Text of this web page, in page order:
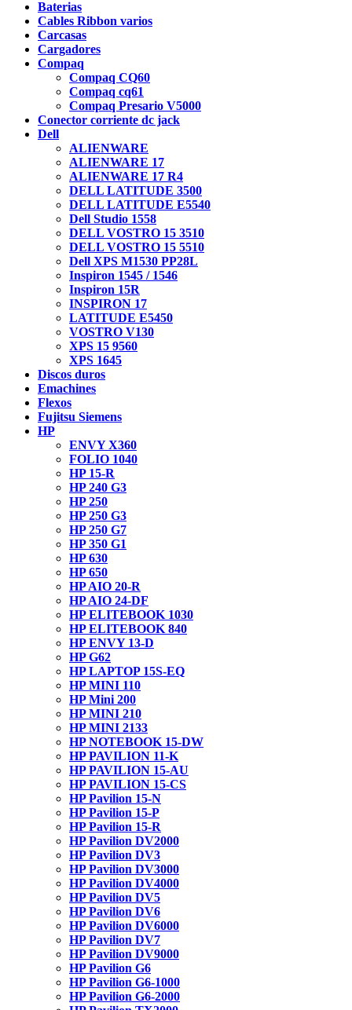
Baterias
Cables Ribbon varios
Carcasas
Cargadores
Compaq
Compaq CQ60
Compaq cq61
Compaq Presario V5000
Conector corriente dc jack
Dell
ALIENWARE
ALIENWARE 17
ALIENWARE 17 R4
DELL LATITUDE 3500
DELL LATITUDE E5540
Dell Studio 1558
DELL VOSTRO 15 3510
DELL VOSTRO 15 5510
Dell XPS M1530 PP28L
Inspiron 1545 / 1546
Inspiron 15R
INSPIRON 17
LATITUDE E5450
VOSTRO V130
XPS 15 9560
XPS 1645
Discos duros
Emachines
Flexos
Fujitsu Siemens
HP
ENVY X360
FOLIO 1040
HP 15-R
HP 240 G3
HP 250
HP 250 G3
HP 250 G7
HP 350 G1
HP 630
HP 650
HP AIO 20-R
HP AIO 24-DF
HP ELITEBOOK 1030
HP ELITEBOOK 840
HP ENVY 13-D
HP G62
HP LAPTOP 15S-EQ
HP MINI 110
HP Mini 200
HP MINI 210
HP MINI 2133
HP NOTEBOOK 15-DW
HP PAVILION 11-K
HP PAVILION 15-AU
HP PAVILION 15-CS
HP Pavilion 15-N
HP Pavilion 15-P
HP Pavilion 15-R
HP Pavilion DV2000
HP Pavilion DV3
HP Pavilion DV3000
HP Pavilion DV4000
HP Pavilion DV5
HP Pavilion DV6
HP Pavilion DV6000
HP Pavilion DV7
HP Pavilion DV9000
HP Pavilion G6
HP Pavilion G6-1000
HP Pavilion G6-2000